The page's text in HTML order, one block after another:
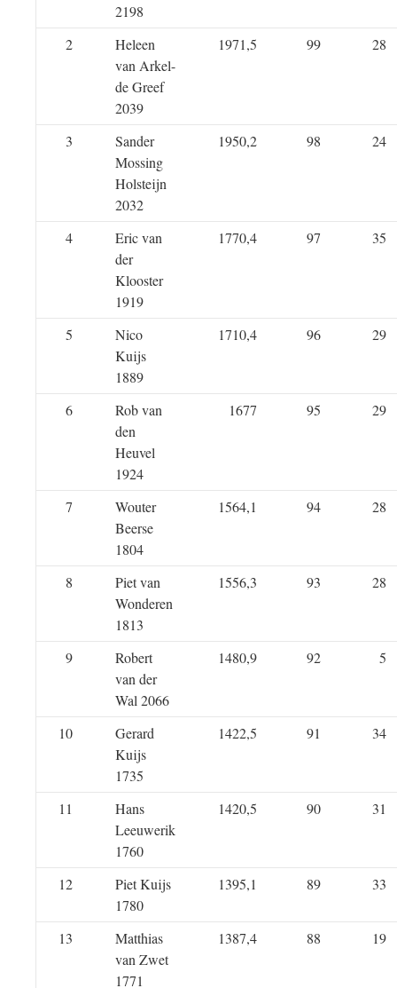
2198
2
Heleen
van Arkel-
de Greef
2039
1971,5 99 28
3
Sander
Mossing
Holsteijn
2032
1950,2 98 24
4
Eric van
der
Klooster
1919
1770,4 97 35
5
Nico
Kuijs
1889
1710,4 96 29
6
Rob van
den
Heuvel
1924
1677 95 29
7
Wouter
Beerse
1804
1564,1 94 28
8
Piet van
Wonderen
1813
1556,3 93 28
9
Robert
van der
Wal 2066
1480,9 92 5
10
Gerard
Kuijs
1735
1422,5 91 34
11
Hans
Leeuwerik
1760
1420,5 90 31
12
Piet Kuijs
1780
1395,1 89 33
13
Matthias
van Zwet
1771
1387,4 88 19